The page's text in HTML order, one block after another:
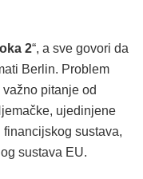
2“, a sve govori da
Berlin. Problem
pitanje od
ujedinjene
sustava,
sustava EU.